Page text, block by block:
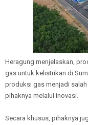
Heragung menjelaskan,
gas untuk kelistrikan di
produksi gas menjadi
pihaknya melalui inovasi.
Secara khusus, pihaknya